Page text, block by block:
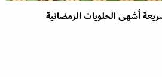
أشهى الحلويات الرمضانية